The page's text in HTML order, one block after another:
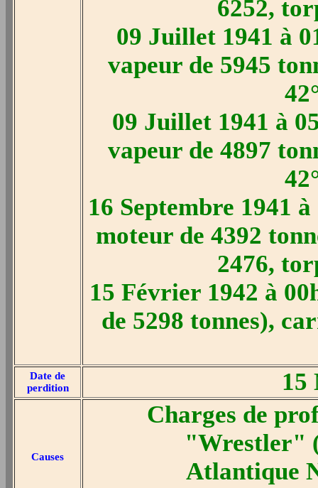
6252,
09 Juillet 1941 à
vapeur de 5945
09 Juillet 1941 à
vapeur de 4897
16 Septembre 1941
moteur de 4392
2476,
15 Février 1942 à
de 5298 tonnes),
Date de
perdition
15
Causes
Charges de
"Wrestler"
Atlantique